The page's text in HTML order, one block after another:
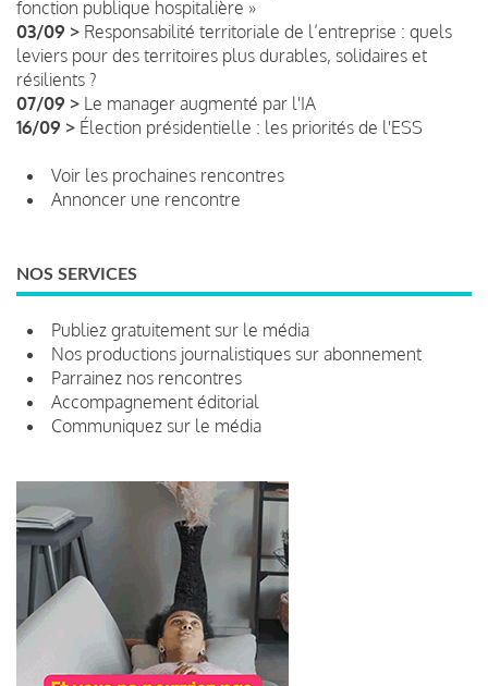
fonction publique hospitalière »
03/09 > Responsabilité territoriale de l’entreprise : quels
leviers pour des territoires plus durables, solidaires et
résilients ?
07/09 > Le manager augmenté par l'IA
16/09 > Élection présidentielle : les priorités de l'ESS
Voir les prochaines rencontres
Annoncer une rencontre
NOS SERVICES
Publiez gratuitement sur le média
Nos productions journalistiques sur abonnement
Parrainez nos rencontres
Accompagnement éditorial
Communiquez sur le média